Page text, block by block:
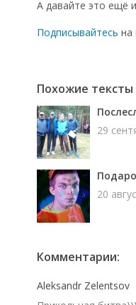
А давайте это ещё
Подписывайтесь на
Похожие тексты
29
20
Комментарии:
Aleksandr Zelentsov